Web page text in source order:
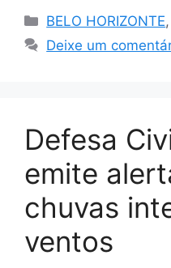
Categorias
BELO HORIZONTE
Deixe um
Defesa
emite
chuvas
ventos